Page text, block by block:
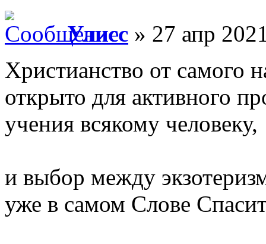
Улисс » 27 апр
Христианство от самого
открыто для активного
учения всякому человеку,
и выбор между
уже в самом Слове